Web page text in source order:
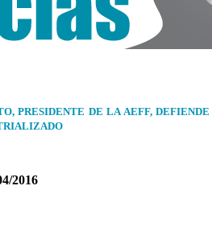
PRESIDENTE DE LA AEFF,
2016